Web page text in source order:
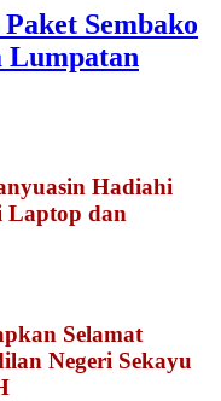
Sembako
Lumpatan
Hadiahi
Laptop dan
Selamat
Negeri Sekayu